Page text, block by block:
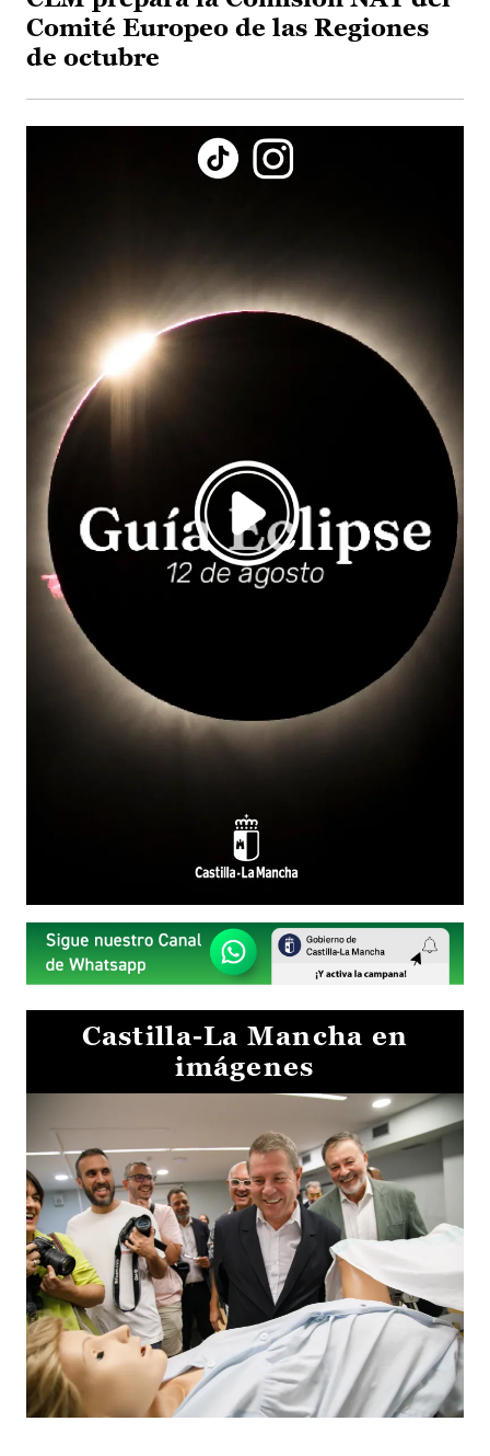
Comité Europeo de las Regiones
de octubre
Castilla-La Mancha en
imágenes